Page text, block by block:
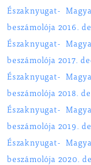
Északnyugat-
beszámolója 2016.
Északnyugat-
beszámolója 2017.
Északnyugat-
beszámolója 2018.
Északnyugat-
beszámolója 2019.
Északnyugat-
beszámolója 2020.